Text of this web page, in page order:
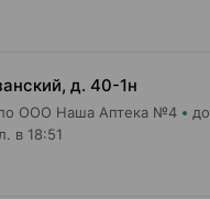
д. 40-1н
ООО Наша Аптека №4
в 18:51